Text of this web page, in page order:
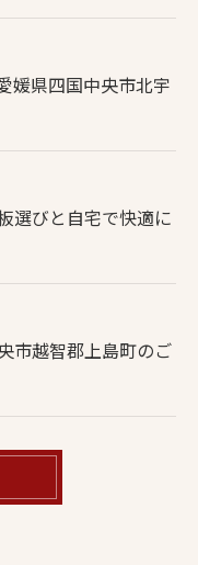
媛県四国中央市北宇
選びと自宅で快適に
市越智郡上島町のご